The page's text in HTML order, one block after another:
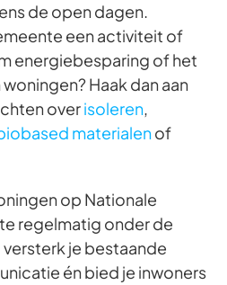
de open dagen.
een activiteit of
energiebesparing of het
Haak dan aan
overisoleren,
materialenof
op Nationale
regelmatig onder de
je bestaande
én bied je inwoners